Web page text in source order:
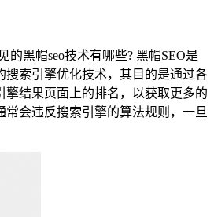
的黑帽seo技术有哪些? 黑帽SEO是
搜索引擎优化技术，其目的是通过各
擎结果页面上的排名，以获取更多的
常会违反搜索引擎的算法规则，一旦